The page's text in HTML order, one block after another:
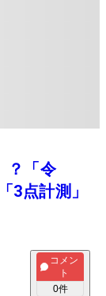
？「令
3点計測」
コメン
ト
0件